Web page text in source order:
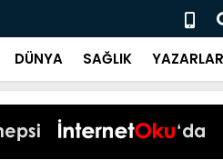
Başkan
DÜNYA SAĞLIK YAZARLAR